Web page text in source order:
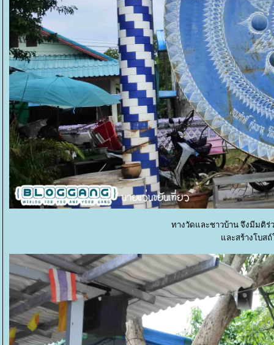
ทางวัดและชาวบ้าน จึงมีมติร่
ละสร้างโบสถ์